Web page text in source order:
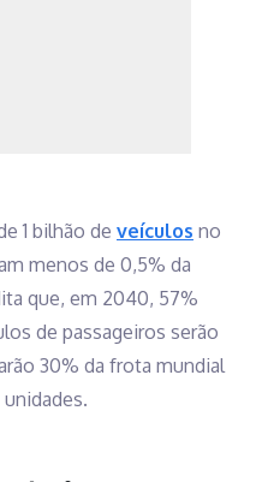
1 bilhão de veículos no
menos de 0,5% da
que, em 2040, 57%
de passageiros serão
30% da frota mundial